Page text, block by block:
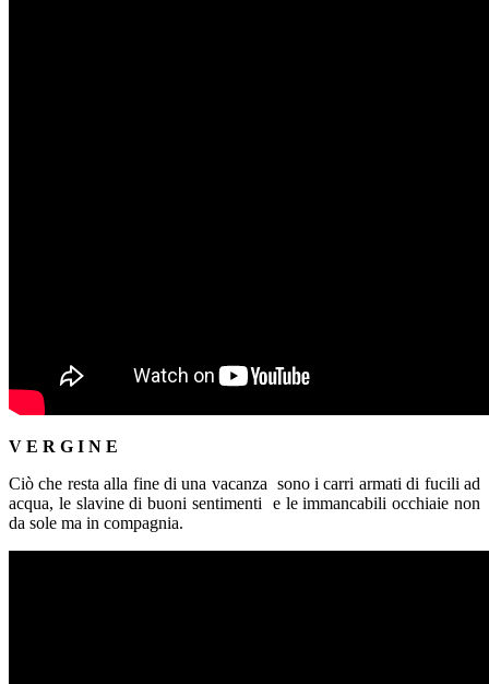
V E R G I N E
Ciò che resta alla fine di una vacanza sono i carri armati di fucili ad
acqua, le slavine di buoni sentimenti e le immancabili occhiaie non
da sole ma in compagnia.